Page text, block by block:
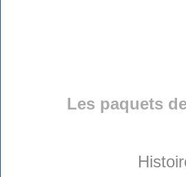
Les paquets